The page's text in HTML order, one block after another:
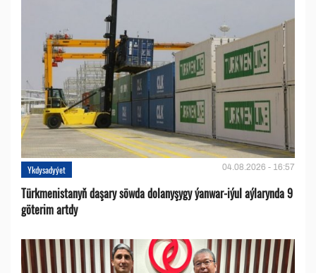
Ykdysadyýet 04.08.2026 - 16:57
Türkmenistanyň daşary söwda dolanyşygy ýanwar-iýul aýlarynda 9
göterim artdy